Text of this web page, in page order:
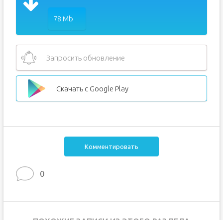
78 Mb
Запросить обновление
Скачать с Google Play
Комментировать
0